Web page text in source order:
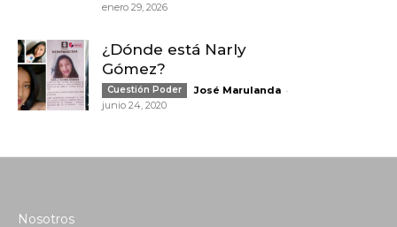
enero 29, 2026
¿Dónde está Narly
Gómez?
Cuestión Poder José Marulanda -
junio 24, 2020
Nosotros